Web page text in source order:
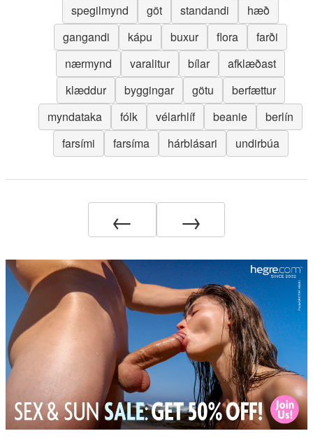
spegilmynd
göt standandi
hæð
gangandi
kápu buxur flora
farði
nærmynd
varalitur bílar
afklæðast
klæddur
byggingar götu
berfættur
myndataka
fólk vélarhlíf beanie
berlín
farsími
farsíma hárblásari undirbúa
← →